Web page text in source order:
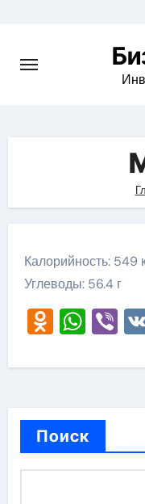
content
Калорийность: 549
Углеводы: 56.4 г
Поиск